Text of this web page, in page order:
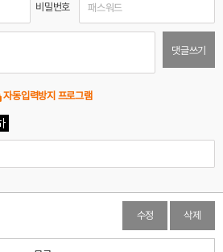
비밀번호
댓글쓰기
자동입력방지 프로그램
수정 삭제